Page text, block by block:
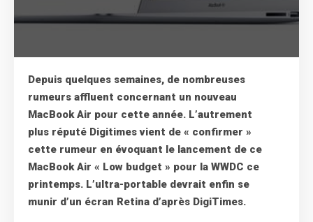
Depuis quelques semaines, de nombreuses
rumeurs affluent concernant un nouveau
MacBook Air pour cette année. L’autrement
plus réputé Digitimes vient de « confirmer »
cette rumeur en évoquant le lancement de ce
MacBook Air « Low budget » pour la WWDC ce
printemps. L’ultra-portable devrait enfin se
munir d’un écran Retina d’après DigiTimes.